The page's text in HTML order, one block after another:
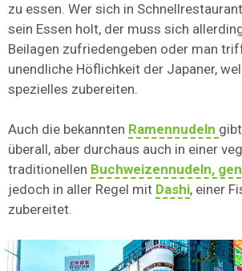
zu essen. Wer sich in
sein Essen holt, der muss sich
Beilagen zufriedengeben oder man
unendliche Höflichkeit der Japaner,
spezielles zubereiten.
Auch die bekannten Ramennudeln
überall, aber durchaus auch in einer
traditionellen Buchweizennudeln,
jedoch in aller Regel mit Dashi, einer
zubereitet.